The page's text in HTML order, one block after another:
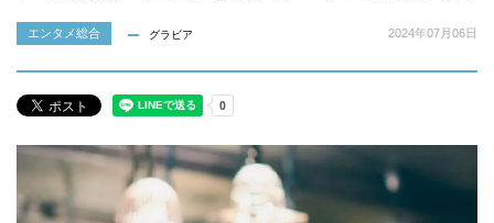
エンタメ総合 グラビア 2024年07月06日